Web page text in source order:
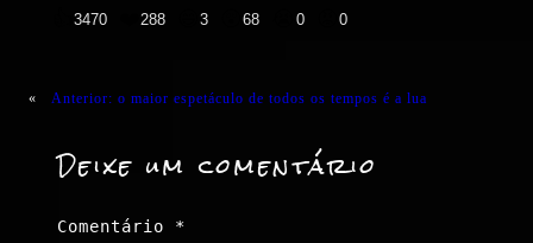
3470 288 3 68 0 0
« Anterior: o maior espetáculo de todos os tempos é a lua
Deixe um comentário
Comentário *